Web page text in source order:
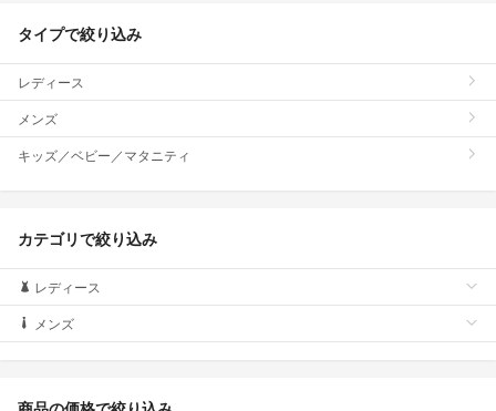
タイプで絞り込み
レディース
メンズ
キッズ／ベビー／マタニティ
カテゴリで絞り込み
レディース
メンズ